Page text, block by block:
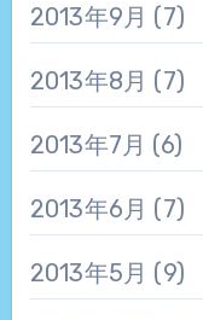
2013年9月 (7)
2013年8月 (7)
2013年7月 (6)
2013年6月 (7)
2013年5月 (9)